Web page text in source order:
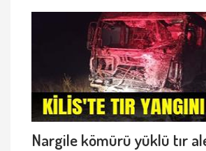
Nargile kömürü yüklü tır